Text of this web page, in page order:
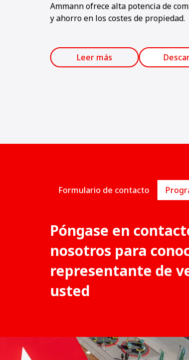
Ammann ofrece alta potencia de
y ahorro en los costes de propiedad.
Leer más
Formulario de contacto
Póngase en
nosotros para
representante de
usted